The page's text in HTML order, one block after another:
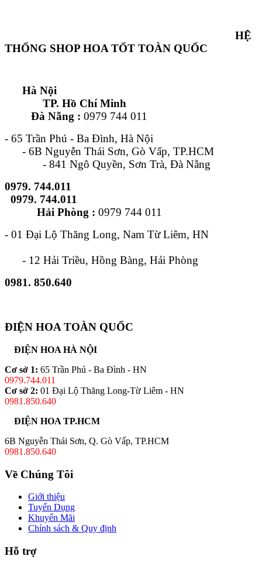
HỆ
THỐNG SHOP HOA TỐT TOÀN QUỐC
Hà Nội
TP. Hồ Chí Minh
Đà Nẵng : 0979 744 011
- 65 Trần Phú - Ba Đình, Hà Nội
- 6B Nguyễn Thái Sơn, Gò Vấp, TP.HCM
- 841 Ngô Quyền, Sơn Trà, Đà Nẵng
0979. 744.011
0979. 744.011
Hải Phòng : 0979 744 011
- 01 Đại Lộ Thăng Long, Nam Từ Liêm, HN
- 12 Hải Triều, Hồng Bàng, Hải Phòng
0981. 850.640
ĐIỆN HOA TOÀN QUỐC
ĐIỆN HOA HÀ NỘI
Cơ sở 1: 65 Trần Phú - Ba Đình - HN
0979.744.011
Cơ sở 2: 01 Đại Lộ Thăng Long-Từ Liêm - HN
0981.850.640
ĐIỆN HOA TP.HCM
6B Nguyễn Thái Sơn, Q. Gò Vấp, TP.HCM
0981.850.640
Về Chúng Tôi
Giới thiệu
Tuyển Dụng
Khuyến Mãi
Chính sách & Quy định
Hỗ trợ